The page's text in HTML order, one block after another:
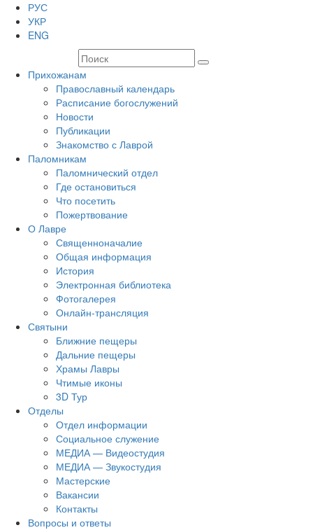
РУС
УКР
ENG
Прихожанам
Православный календарь
Расписание богослужений
Новости
Публикации
Знакомство с Лаврой
Паломникам
Паломнический отдел
Где остановиться
Что посетить
Пожертвование
О Лавре
Священноначалие
Общая информация
История
Электронная библиотека
Фотогалерея
Онлайн-трансляция
Святыни
Ближние пещеры
Дальние пещеры
Храмы Лавры
Чтимые иконы
3D Тур
Отделы
Отдел информации
Социальное служение
МЕДИА — Видеостудия
МЕДИА — Звукостудия
Мастерские
Вакансии
Контакты
Вопросы и ответы